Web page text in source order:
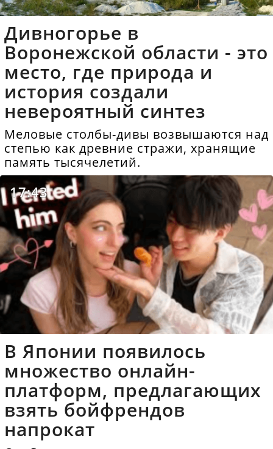
Дивногорье в
Воронежской области - это
место, где природа и
история создали
невероятный синтез
Меловые столбы-дивы возвышаются над
степью как древние стражи, хранящие
память тысячелетий.
17:43
В Японии появилось
множество онлайн-
платформ, предлагающих
взять бойфрендов
напрокат